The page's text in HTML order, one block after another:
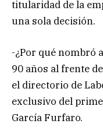
titularidad de la
una sola decisión.
-¿Por qué nombró
90 años al frente
el directorio de
exclusivo del
García Furfaro.